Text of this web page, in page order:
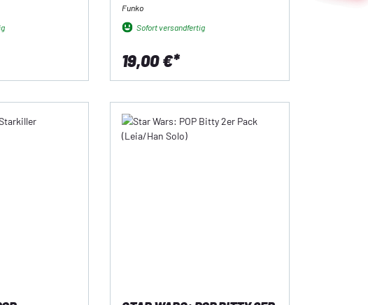
Funko
Sofort versandfertig
19,00 €*